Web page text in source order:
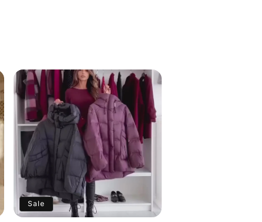
Sale